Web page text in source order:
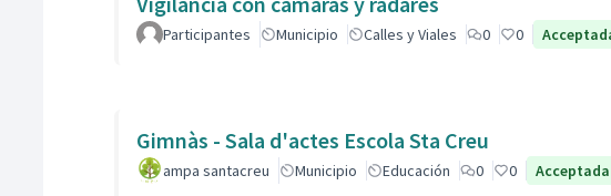
Participantes Municipio Calles y Viales 0 0
Gimnàs - Sala d'actes Escola Sta Creu
ampa santacreu Municipio Educación 0 0 Acceptada